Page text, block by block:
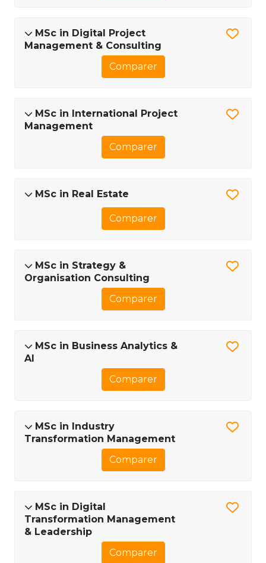
MSc in Digital Project
Management & Consulting
Comparer
MSc in International Project
Management
Comparer
MSc in Real Estate
Comparer
MSc in Strategy &
Organisation Consulting
Comparer
MSc in Business Analytics &
AI
Comparer
MSc in Industry
Transformation Management
Comparer
MSc in Digital
Transformation Management
& Leadership
Comparer